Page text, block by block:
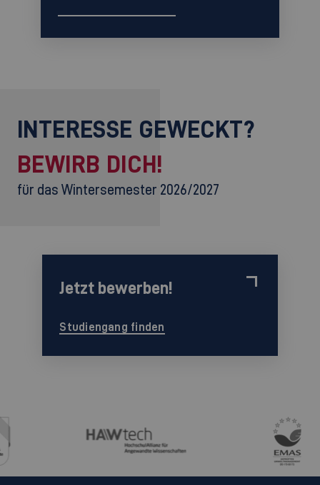
INTERESSE GEWECKT?
BEWIRB DICH!
für das Wintersemester 2026/2027
Jetzt bewerben!
Studiengang finden